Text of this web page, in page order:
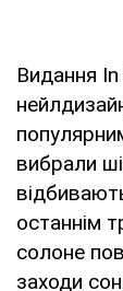
Видання
вибрали
останнім
солоне
заходи